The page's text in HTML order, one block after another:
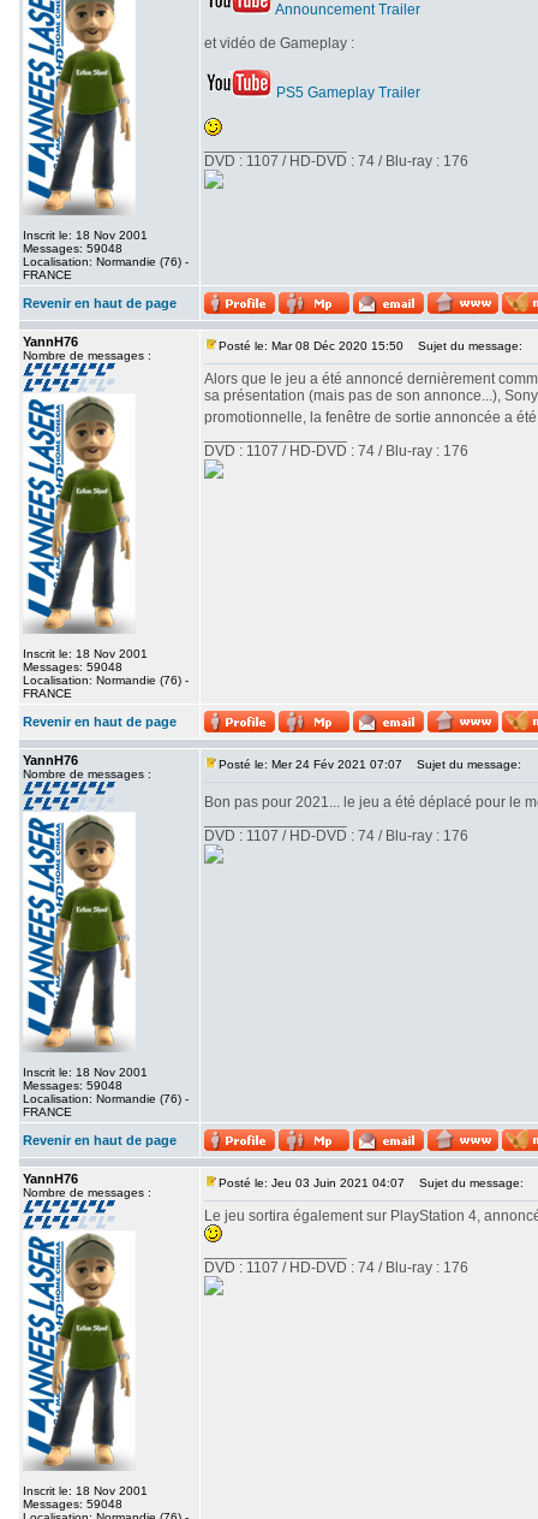
Inscrit le: 18 Nov 2001
Messages: 59048
Localisation: Normandie (76) -
FRANCE
Announcement Trailer
et vidéo de Gameplay :
PS5 Gameplay Trailer
DVD : 1107 / HD-DVD : 74 / Blu-ray : 176
Revenir en haut de page
YannH76
Nombre de messages :
Inscrit le: 18 Nov 2001
Messages: 59048
Localisation: Normandie (76) -
FRANCE
Posté le: Mar 08 Déc 2020 15:50 Sujet du message:
Alors que le jeu a été annoncé dernièrement
sa présentation (mais pas de son annonce...),
promotionnelle, la fenêtre de sortie annoncée a
DVD : 1107 / HD-DVD : 74 / Blu-ray : 176
Revenir en haut de page
YannH76
Nombre de messages :
Inscrit le: 18 Nov 2001
Messages: 59048
Localisation: Normandie (76) -
FRANCE
Posté le: Mer 24 Fév 2021 07:07 Sujet du message:
Bon pas pour 2021... le jeu a été déplacé pour le
DVD : 1107 / HD-DVD : 74 / Blu-ray : 176
Revenir en haut de page
YannH76
Nombre de messages :
Inscrit le: 18 Nov 2001
Messages: 59048
Posté le: Jeu 03 Juin 2021 04:07 Sujet du message:
Le jeu sortira également sur PlayStation 4,
DVD : 1107 / HD-DVD : 74 / Blu-ray : 176